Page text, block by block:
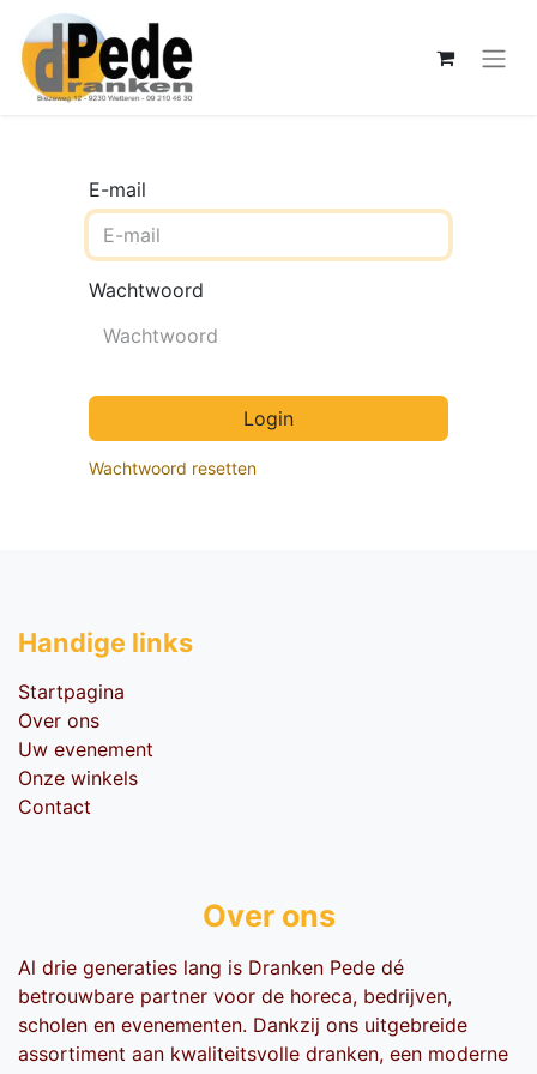
E-mail
Wachtwoord
Login
Wachtwoord resetten
Handige li​nks
Startpagina
Over ons
Uw evenement
Onze winkels
Contact
Over ons
Al drie generaties lang is Dranken Pede dé
betrouwbare partner voor de horeca, bedrijven,
scholen en evenementen. Dankzij ons uitgebreide
assortiment aan kwaliteitsvolle dranken, een moderne